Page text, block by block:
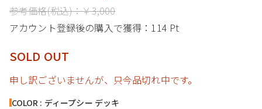
参考価格(税込)：￥3,000
アカウント登録後の購入で獲得： 114 Pt
SOLD OUT
申し訳ございませんが、只今品切れ中です。
COLOR : ディープシー デッキ